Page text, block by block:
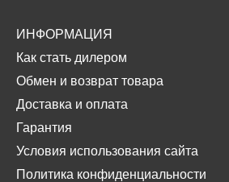
ИНФОРМАЦИЯ
Как стать дилером
Обмен и возврат товара
Доставка и оплата
Гарантия
Условия использования сайта
Политика конфиденциальности